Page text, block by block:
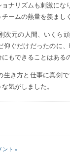
ナリズムも刺激にな
ームの熱量を羨まし
次元の人間、いくら
仰ぐだけだったのに
もできることはある
生き方と仕事に真剣
気がしました。
ント »